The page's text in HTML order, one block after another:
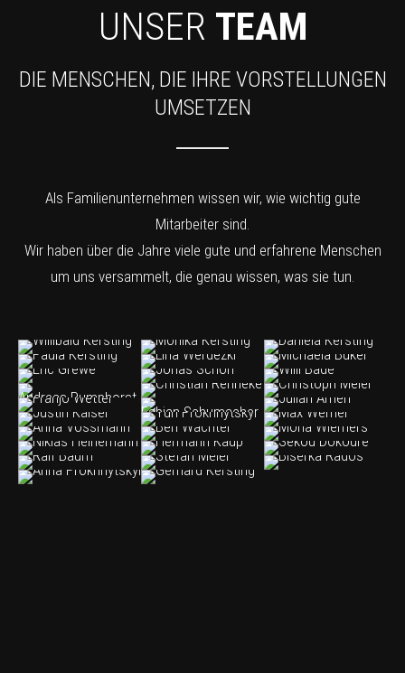
UNSER TEAM
DIE MENSCHEN, DIE IHRE VORSTELLUNGEN
UMSETZEN
Als Familienunternehmen wissen wir, wie wichtig gute
Mitarbeiter sind.
Wir haben über die Jahre viele gute und erfahrene Menschen
um uns versammelt, die genau wissen, was sie tun.